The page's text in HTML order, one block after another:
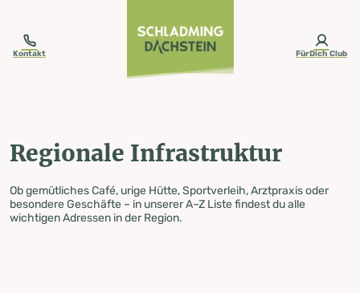
Kontakt FürDich Club
Regionale Infrastruktur
Ob gemütliches Café, urige Hütte, Sportverleih, Arztpraxis oder
besondere Geschäfte – in unserer A–Z Liste findest du alle
wichtigen Adressen in der Region.